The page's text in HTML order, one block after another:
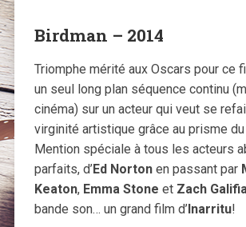
Birdman – 2014
Triomphe mérité aux Oscars pour ce
un seul long plan séquence continu
cinéma) sur un acteur qui veut se
virginité artistique grâce au prisme du
Mention spéciale à tous les acteurs
parfaits, d’Ed Nortonen passant par
Keaton, Emma Stone et Zach
bande son… un grand film d’Inarritu!